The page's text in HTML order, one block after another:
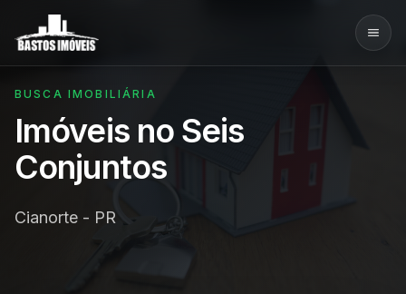
BUSCA IMOBILIÁRIA
Imóveis no Seis
Conjuntos
Cianorte - PR